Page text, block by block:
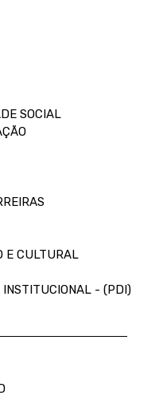
SOCIAL
E CULTURAL
INSTITUCIONAL - (PDI)